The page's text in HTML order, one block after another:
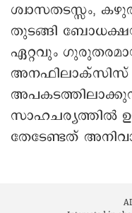
ശ്വാസതടസ്സം,
തുടങ്ങി
ഏറ്റവും
അനഫിലാക്സിസ്
സാഹചര്യത്തിൽ
തേടേണ്ടത്